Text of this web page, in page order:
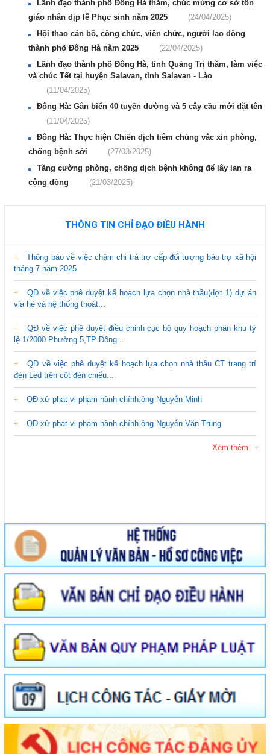
Lãnh đạo thành phố Đông Hà thăm, chúc mừng cơ sở tôn
giáo nhân dịp lễ Phục sinh năm 2025
(24/04/2025)
Hội thao cán bộ, công chức, viên chức, người lao động
thành phố Đông Hà năm 2025
(22/04/2025)
Lãnh đạo thành phố Đông Hà, tỉnh Quảng Trị thăm, làm việc
và chúc Tết tại huyện Salavan, tỉnh Salavan - Lào
(11/04/2025)
Đông Hà: Gắn biển 40 tuyến đường và 5 cây cầu mới đặt tên
(11/04/2025)
Đông Hà: Thực hiện Chiến dịch tiêm chủng vắc xin phòng,
chống bệnh sởi
(27/03/2025)
Tăng cường phòng, chống dịch bệnh không để lây lan ra
cộng đồng
(21/03/2025)
THÔNG TIN CHỈ ĐẠO ĐIỀU HÀNH
Thông báo về việc chậm chi trả trợ cấp đối tượng bảo trợ xã hội
tháng 7 năm 2025
QĐ về việc phê duyệt kế hoạch lựa chọn nhà thầu(đợt 1) dự án
vỉa hè và hệ thống thoát...
QĐ về việc phê duyệt điều chỉnh cục bộ quy hoạch phân khu tỷ
lệ 1/2000 Phường 5,TP Đông...
QĐ về việc phê duyệt kế hoạch lựa chọn nhà thầu CT trang trí
đèn Led trên cột đèn chiếu...
QĐ xử phạt vi phạm hành chính.ông Nguyễn Minh
QĐ xử phạt vi phạm hành chính.ông Nguyễn Văn Trung
Xem thêm